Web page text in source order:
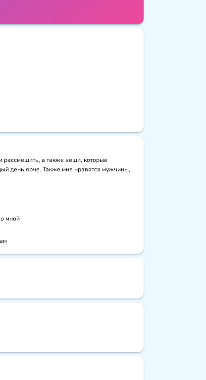
рассмешить, а также вещи, которые
день ярче. Также мне нравятся мужчины,
мной